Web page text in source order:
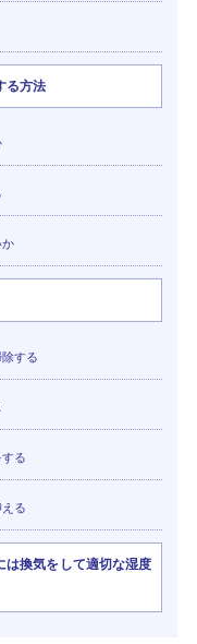
る方法
する
る
る
は換気をして適切な湿度